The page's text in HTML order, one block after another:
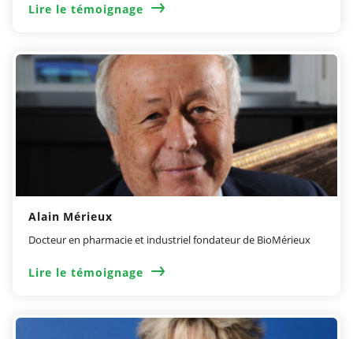
Lire le témoignage
Alain Mérieux
Docteur en pharmacie et industriel fondateur de BioMérieux
Lire le témoignage